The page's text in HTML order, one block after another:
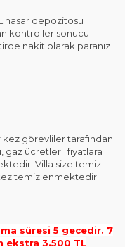
depozitosu
kontroller sonucu
nakit olarak paranız
görevliler tarafından
gaz ücretleri fiyatlara
Villa size temiz
temizlenmektedir.
süresi 5 gecedir. 7
ekstra 3.500 TL